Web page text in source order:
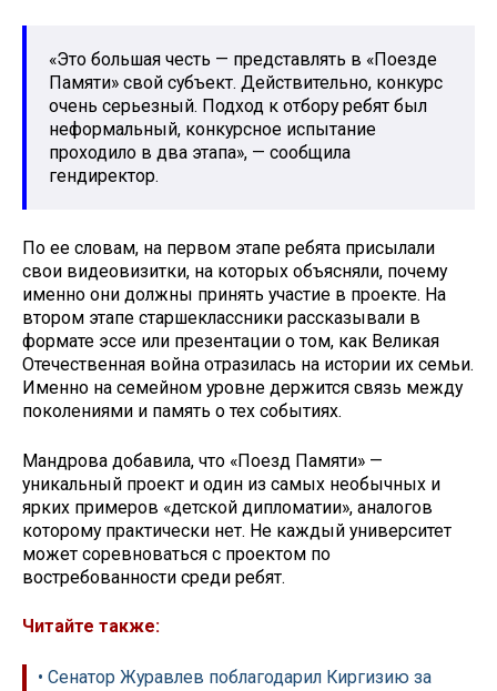
«Это большая честь — представлять в «Поезде
Памяти» свой субъект. Действительно, конкурс
очень серьезный. Подход к отбору ребят был
неформальный, конкурсное испытание
проходило в два этапа», — сообщила
гендиректор.
По ее словам, на первом этапе ребята присылали
свои видеовизитки, на которых объясняли, почему
именно они должны принять участие в проекте. На
втором этапе старшеклассники рассказывали в
формате эссе или презентации о том, как Великая
Отечественная война отразилась на истории их семьи.
Именно на семейном уровне держится связь между
поколениями и память о тех событиях.
Мандрова добавила, что «Поезд Памяти» —
уникальный проект и один из самых необычных и
ярких примеров «детской дипломатии», аналогов
которому практически нет. Не каждый университет
может соревноваться с проектом по
востребованности среди ребят.
Читайте также:
• Сенатор Журавлев поблагодарил Киргизию за